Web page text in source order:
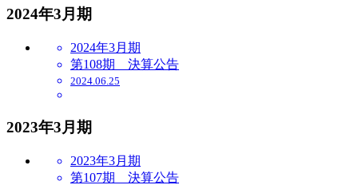
2024年3月期
2024年3月期
第108期 決算公告
2024.06.25
2023年3月期
2023年3月期
第107期 決算公告